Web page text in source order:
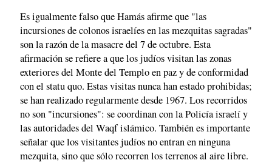
Es igualmente falso que Hamás afirme que "las
incursiones de colonos israelíes en las mezquitas sagradas"
son la razón de la masacre del 7 de octubre. Esta
afirmación se refiere a que los judíos visitan las zonas
exteriores del Monte del Templo en paz y de conformidad
con el statu quo. Estas visitas nunca han estado prohibidas;
se han realizado regularmente desde 1967. Los recorridos
no son "incursiones": se coordinan con la Policía israelí y
las autoridades del Waqf islámico. También es importante
señalar que los visitantes judíos no entran en ninguna
mezquita, sino que sólo recorren los terrenos al aire libre.